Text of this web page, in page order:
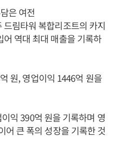
은 여전
림타워 복합리조트의 카지
역대 최대 매출을 기록하
원, 영업이익 1446억 원을
익 390억 원을 기록하며 영
어 큰 폭의 성장을 기록한 것